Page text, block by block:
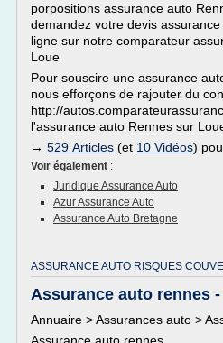
porpositions assurance auto
demandez votre devis
ligne sur notre comparateur
Loue
Pour souscire une assurance
nous efforçons de rajouter du
http://
l'assurance auto Rennes sur
→ 529 Articles (et 10 Vidéos)
Voir également :
Juridique Assurance Auto
Azur Assurance Auto
Assurance Auto Bretagne
ASSURANCE AUTO RISQUES
Assurance auto rennes
Annuaire > Assurances auto >